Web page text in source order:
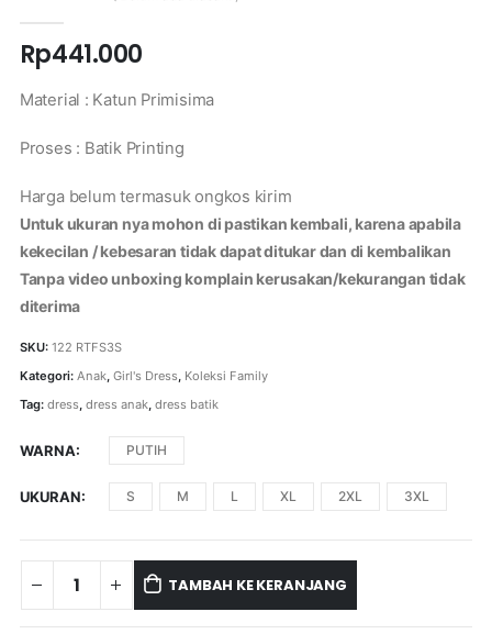
Rp441.000
Material : Katun Primisima
Proses : Batik Printing
Harga belum termasuk ongkos kirim
Untuk ukuran nya mohon di pastikan kembali, karena apabila
kekecilan / kebesaran tidak dapat ditukar dan di kembalikan
Tanpa video unboxing komplain kerusakan/kekurangan tidak
diterima
SKU: 122 RTFS3S
Kategori: Anak, Girl's Dress, Koleksi Family
Tag: dress, dress anak, dress batik
WARNA PUTIH
UKURAN S M L XL 2XL 3XL
TAMBAH KE KERANJANG